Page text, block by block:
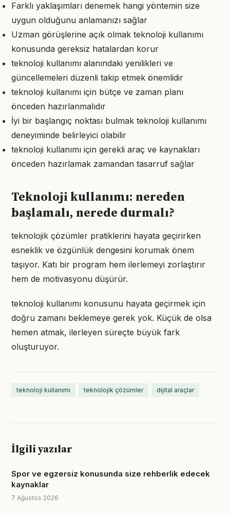
Farklı yaklaşımları denemek hangi yöntemin size
uygun olduğunu anlamanızı sağlar
Uzman görüşlerine açık olmak teknoloji kullanımı
konusunda gereksiz hatalardan korur
teknoloji kullanımı alanındaki yenilikleri ve
güncellemeleri düzenli takip etmek önemlidir
teknoloji kullanımı için bütçe ve zaman planı
önceden hazırlanmalıdır
İyi bir başlangıç noktası bulmak teknoloji kullanımı
deneyiminde belirleyici olabilir
teknoloji kullanımı için gerekli araç ve kaynakları
önceden hazırlamak zamandan tasarruf sağlar
Teknoloji kullanımı: nereden
başlamalı, nerede durmalı?
teknolojik çözümler pratiklerini hayata geçirirken
esneklik ve özgünlük dengesini korumak önem
taşıyor. Katı bir program hem ilerlemeyi zorlaştırır
hem de motivasyonu düşürür.
teknoloji kullanımı konusunu hayata geçirmek için
doğru zamanı beklemeye gerek yok. Küçük de olsa
hemen atmak, ilerleyen süreçte büyük fark
oluşturuyor.
teknoloji kullanımı teknolojik çözümler dijital araçlar
İlgili yazılar
Spor ve egzersiz konusunda size rehberlik edecek
kaynaklar
7 Ağustos 2026